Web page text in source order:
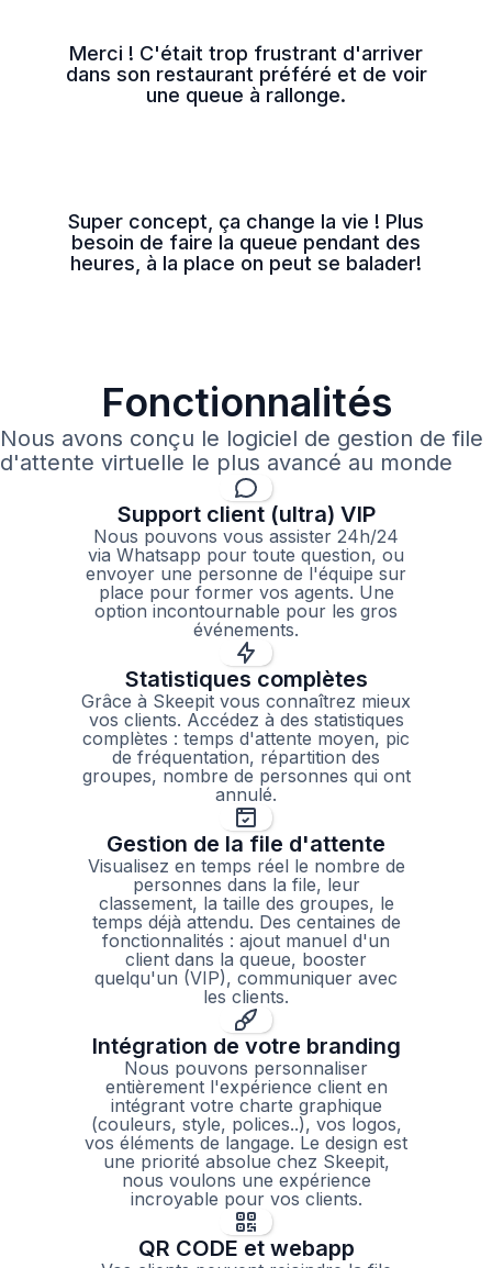
Merci ! C'était trop frustrant d'arriver
dans son restaurant préféré et de voir
une queue à rallonge.
Super concept, ça change la vie ! Plus
besoin de faire la queue pendant des
heures, à la place on peut se balader!
Fonctionnalités
Nous avons conçu le logiciel de gestion de file
d'attente virtuelle le plus avancé au monde
Support client (ultra) VIP
Nous pouvons vous assister 24h/24
via Whatsapp pour toute question, ou
envoyer une personne de l'équipe sur
place pour former vos agents. Une
option incontournable pour les gros
événements.
Statistiques complètes
Grâce à Skeepit vous connaîtrez mieux
vos clients. Accédez à des statistiques
complètes : temps d'attente moyen, pic
de fréquentation, répartition des
groupes, nombre de personnes qui ont
annulé.
Gestion de la file d'attente
Visualisez en temps réel le nombre de
personnes dans la file, leur
classement, la taille des groupes, le
temps déjà attendu. Des centaines de
fonctionnalités : ajout manuel d'un
client dans la queue, booster
quelqu'un (VIP), communiquer avec
les clients.
Intégration de votre branding
Nous pouvons personnaliser
entièrement l'expérience client en
intégrant votre charte graphique
(couleurs, style, polices..), vos logos,
vos éléments de langage. Le design est
une priorité absolue chez Skeepit,
nous voulons une expérience
incroyable pour vos clients.
QR CODE et webapp